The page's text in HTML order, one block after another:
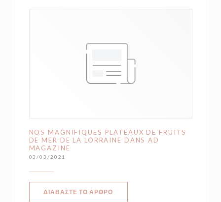
NOS MAGNIFIQUES PLATEAUX DE FRUITS
DE MER DE LA LORRAINE DANS AD
MAGAZINE
03/03/2021
ΔΙΑΒΆΣΤΕ ΤΟ ΆΡΘΡΟ